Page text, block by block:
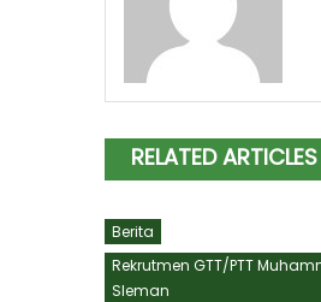
RELATED ARTICLES
Berita
Rekrutmen GTT/PTT
Sleman